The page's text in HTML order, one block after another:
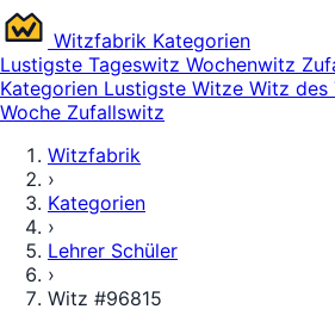
Witzfabrik Kategorien
Lustigste Tageswitz Wochenwitz
Kategorien Lustigste Witze Witz des
Woche Zufallswitz
Witzfabrik
›
Kategorien
›
Lehrer Schüler
›
Witz #96815